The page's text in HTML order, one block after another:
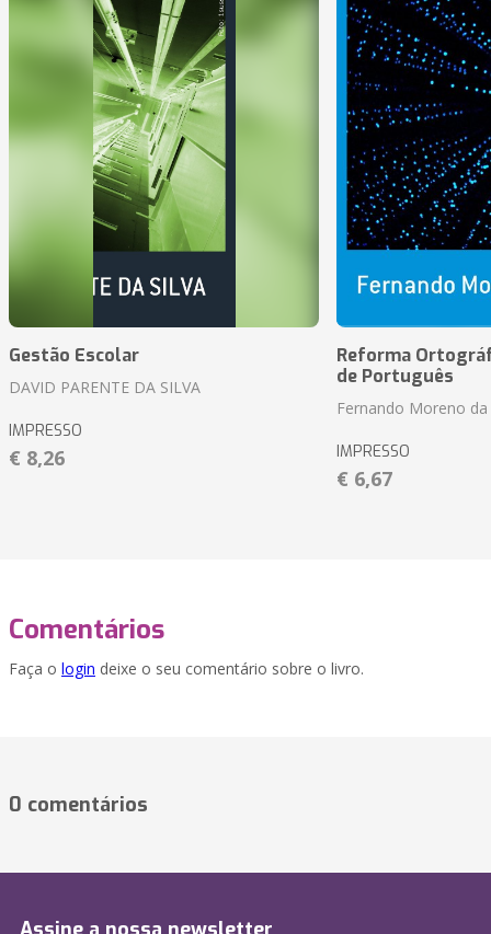
Gestão Escolar
DAVID PARENTE DA SILVA
IMPRESSO
€ 8,26
Reforma
de Português
Fernando Moreno da
IMPRESSO
€ 6,67
Comentários
Faça o login deixe o seu comentário sobre o livro.
0 comentários